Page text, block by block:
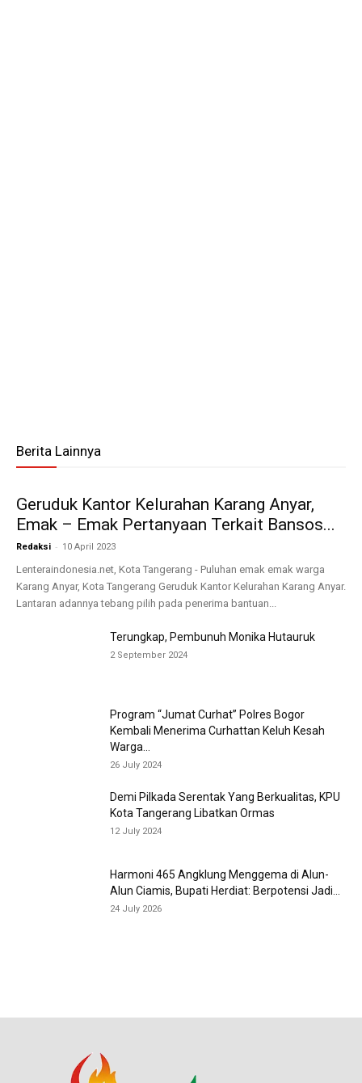
Berita Lainnya
Geruduk Kantor Kelurahan Karang Anyar,
Emak – Emak Pertanyaan Terkait Bansos...
Redaksi - 10 April 2023
Lenteraindonesia.net, Kota Tangerang - Puluhan emak emak warga
Karang Anyar, Kota Tangerang Geruduk Kantor Kelurahan Karang Anyar.
Lantaran adannya tebang pilih pada penerima bantuan...
Terungkap, Pembunuh Monika Hutauruk
2 September 2024
Program “Jumat Curhat” Polres Bogor
Kembali Menerima Curhattan Keluh Kesah
Warga...
26 July 2024
Demi Pilkada Serentak Yang Berkualitas, KPU
Kota Tangerang Libatkan Ormas
12 July 2024
Harmoni 465 Angklung Menggema di Alun-
Alun Ciamis, Bupati Herdiat: Berpotensi Jadi...
24 July 2026